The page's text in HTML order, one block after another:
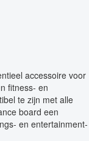
accessoire voor
fitness- en
te zijn met alle
board een
en entertainment­